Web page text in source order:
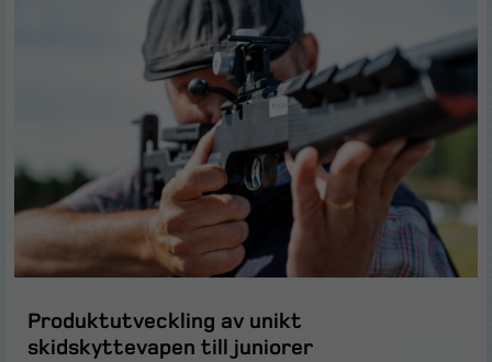
Produktutveckling av unikt
skidskyttevapen till juniorer